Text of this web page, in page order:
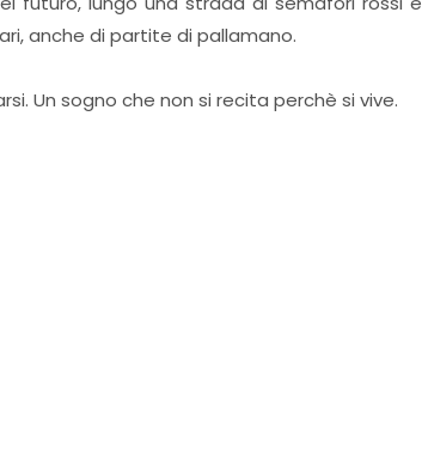
anche di partite di pallamano.
Un sogno che non si recita perchè si vive.